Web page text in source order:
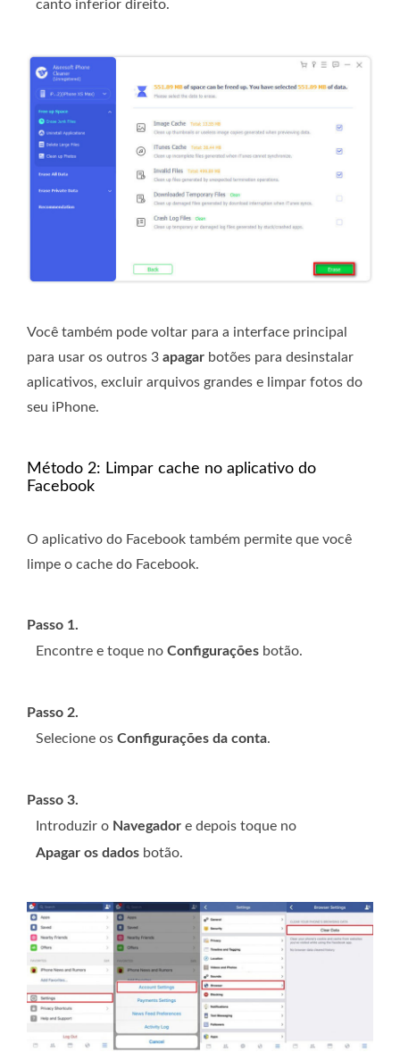
canto inferior direito.
Você também pode voltar para a interface principal
para usar os outros 3 apagar botões para desinstalar
aplicativos, excluir arquivos grandes e limpar fotos do
seu iPhone.
Método 2: Limpar cache no aplicativo do
Facebook
O aplicativo do Facebook também permite que você
limpe o cache do Facebook.
Passo 1.
Encontre e toque no Configurações botão.
Passo 2.
Selecione os Configurações da conta.
Passo 3.
Introduzir o Navegador e depois toque no
Apagar os dados botão.